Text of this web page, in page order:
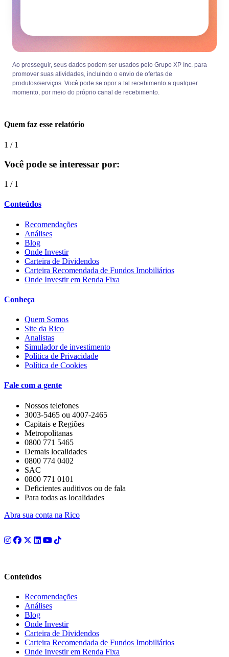
Ao prosseguir, seus dados podem ser usados pelo Grupo XP Inc. para
promover suas atividades, incluindo o envio de ofertas de
produtos/serviços. Você pode se opor a tal recebimento a qualquer
momento, por meio do próprio canal de recebimento.
Quem faz esse relatório
1 / 1
Você pode se interessar por:
1 / 1
Conteúdos
Recomendações
Análises
Blog
Onde Investir
Carteira de Dividendos
Carteira Recomendada de Fundos Imobiliários
Onde Investir em Renda Fixa
Conheça
Quem Somos
Site da Rico
Analistas
Simulador de investimento
Política de Privacidade
Política de Cookies
Fale com a gente
Nossos telefones
3003-5465 ou 4007-2465
Capitais e Regiões
Metropolitanas
0800 771 5465
Demais localidades
0800 774 0402
SAC
0800 771 0101
Deficientes auditivos ou de fala
Para todas as localidades
Abra sua conta na Rico
Conteúdos
Recomendações
Análises
Blog
Onde Investir
Carteira de Dividendos
Carteira Recomendada de Fundos Imobiliários
Onde Investir em Renda Fixa